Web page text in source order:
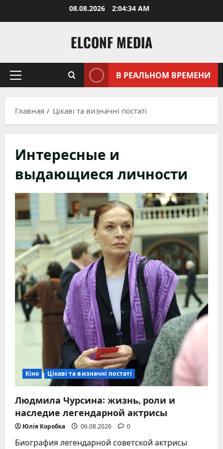
08.08.2026 2:04:35 AM
ELCONF MEDIA
Основное
В РЕАЛЬНОМ ВРЕМЕНИ
Главная Цікаві та визначні постаті
Интересные и
выдающиеся личности
Кіно Цікаві та визначні постаті
Людмила Чурсина: жизнь, роли и
наследие легендарной актрисы
Юлія Коробка 06.08.2026 0
Биография легендарной советской актрисы